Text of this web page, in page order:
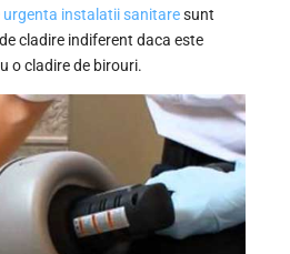
urgenta instalatii sanitaresunt
cladire indiferent daca este
o cladire de birouri.